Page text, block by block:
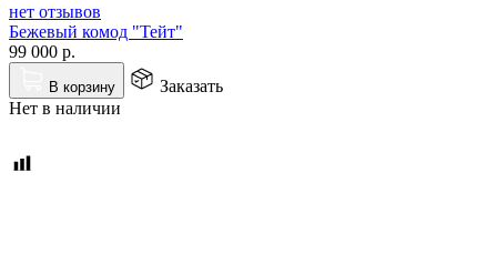
нет отзывов
Бежевый комод "Тейт"
99 000 р.
В корзину
Заказать
Нет в наличии